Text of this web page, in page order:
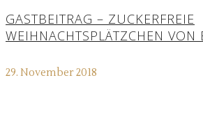
GASTBEITRAG – ZUCKERFREIE
WEIHNACHTSPLÄTZCHEN VON
29. November 2018